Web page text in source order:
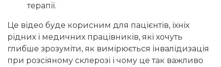
терапії.
Це відео буде корисним для пацієнтів, їхніх
рідних і медичних працівників, які хочуть
глибше зрозуміти, як вимірюється інвалідизація
при розсіяному склерозі і чому це так важливо